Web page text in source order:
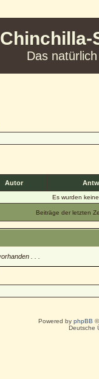
Chinchilla-
Das
Autor
Es wurden
Beiträge der letzten
. . .
Powered by phpBB
Deutsche